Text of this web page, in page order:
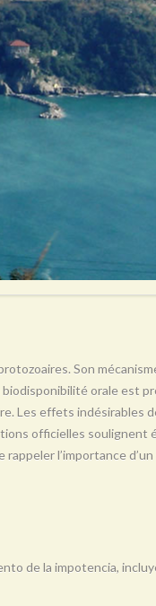
Son
orale est
Les effets indésirables
officielles soulignent
l’importance
de la impotencia,